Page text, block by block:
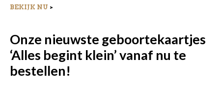
BEKIJK NU >
Onze nieuwste geboortekaartjes
‘Alles begint klein’ vanaf nu te
bestellen!